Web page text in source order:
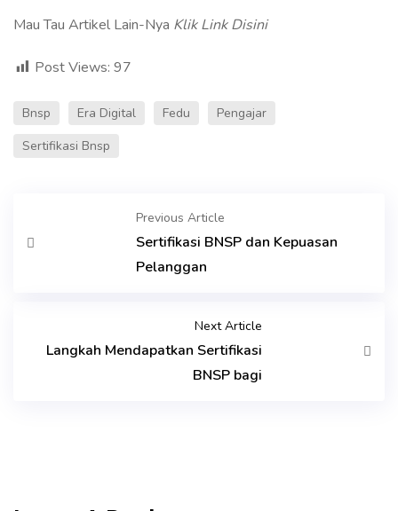
Mau Tau Artikel Lain-Nya Klik Link Disini
Post Views: 97
Bnsp Era Digital Fedu
Pengajar
Sertifikasi Bnsp
Previous Article
Sertifikasi BNSP dan Kepuasan
Pelanggan
Next Article
Langkah Mendapatkan Sertifikasi
BNSP bagi